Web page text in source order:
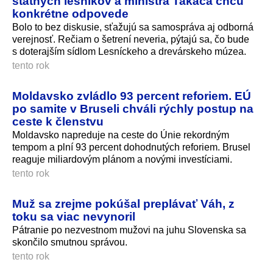
konkrétne odpovede
Bolo to bez diskusie, sťažujú sa samospráva aj odborná
verejnosť. Rečiam o šetrení neveria, pýtajú sa, čo bude
s doterajším sídlom Lesníckeho a drevárskeho múzea.
tento rok
Moldavsko zvládlo 93 percent reforiem. EÚ
po samite v Bruseli chváli rýchly postup na
ceste k členstvu
Moldavsko napreduje na ceste do Únie rekordným
tempom a plní 93 percent dohodnutých reforiem. Brusel
reaguje miliardovým plánom a novými investíciami.
tento rok
Muž sa zrejme pokúšal preplávať Váh, z
toku sa viac nevynoril
Pátranie po nezvestnom mužovi na juhu Slovenska sa
skončilo smutnou správou.
tento rok